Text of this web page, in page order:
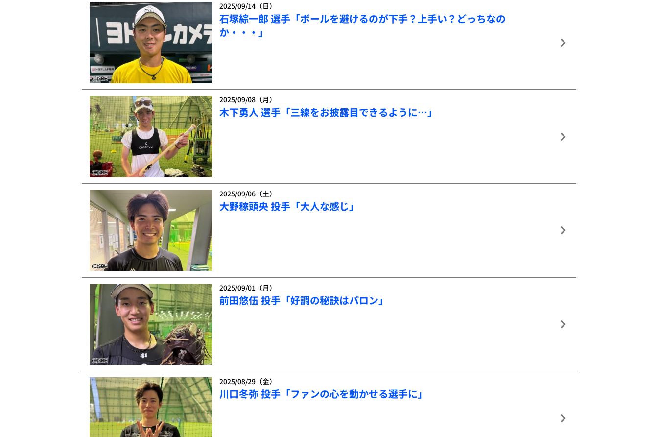
2025/09/14（日）
石塚綜一郎 選手「ボールを避けるのが下手？上手い？どっちなの
か・・・」
2025/09/08（月）
木下勇人 選手「三線をお披露目できるように…」
2025/09/06（土）
大野稼頭央 投手「大人な感じ」
2025/09/01（月）
前田悠伍 投手「好調の秘訣はパロン」
2025/08/29（金）
川口冬弥 投手「ファンの心を動かせる選手に」